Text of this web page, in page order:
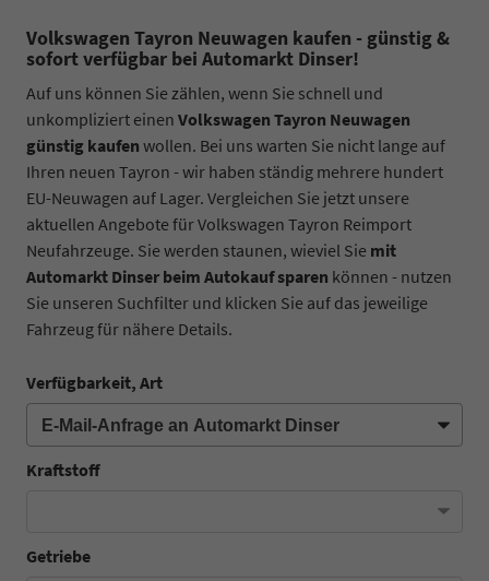
Volkswagen Tayron Neuwagen kaufen - günstig &
sofort verfügbar bei Automarkt Dinser!
Auf uns können Sie zählen, wenn Sie schnell und
unkompliziert einen Volkswagen Tayron Neuwagen
günstig kaufen wollen. Bei uns warten Sie nicht lange auf
Ihren neuen Tayron - wir haben ständig mehrere hundert
EU-Neuwagen auf Lager. Vergleichen Sie jetzt unsere
aktuellen Angebote für Volkswagen Tayron Reimport
Neufahrzeuge. Sie werden staunen, wieviel Sie mit
Automarkt Dinser beim Autokauf sparen können - nutzen
Sie unseren Suchfilter und klicken Sie auf das jeweilige
Fahrzeug für nähere Details.
Verfügbarkeit, Art
Kraftstoff
Getriebe